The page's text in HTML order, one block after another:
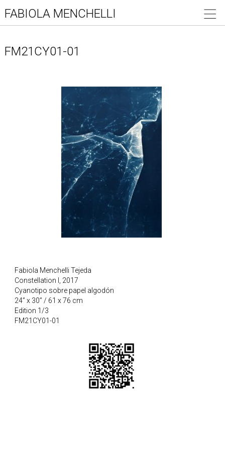
FABIOLA MENCHELLI
FM21CY01-01
Fabiola Menchelli Tejeda
Constellation I, 2017
Cyanotipo sobre papel algodón
24” x 30” / 61 x 76 cm
Edition 1/3
FM21CY01-01